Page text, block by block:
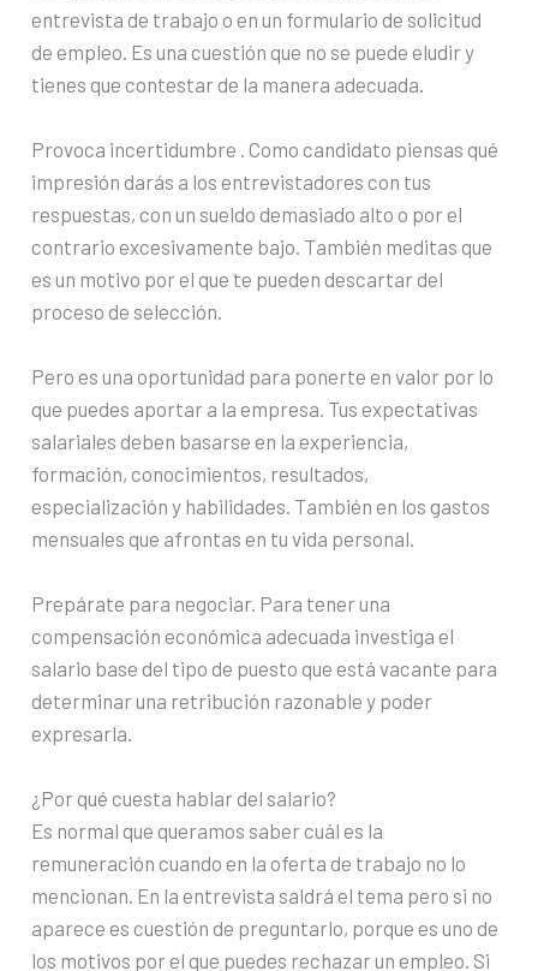
entrevista de trabajo o en un formulario de solicitud
de empleo. Es una cuestión que no se puede eludir y
tienes que contestar de la manera adecuada.
Provoca incertidumbre . Como candidato piensas qué
impresión darás a los entrevistadores con tus
respuestas, con un sueldo demasiado alto o por el
contrario excesivamente bajo. También meditas que
es un motivo por el que te pueden descartar del
proceso de selección.
Pero es una oportunidad para ponerte en valor por lo
que puedes aportar a la empresa. Tus expectativas
salariales deben basarse en la experiencia,
formación, conocimientos, resultados,
especialización y habilidades. También en los gastos
mensuales que afrontas en tu vida personal.
Prepárate para negociar. Para tener una
compensación económica adecuada investiga el
salario base del tipo de puesto que está vacante para
determinar una retribución razonable y poder
expresarla.
¿Por qué cuesta hablar del salario?
Es normal que queramos saber cuál es la
remuneración cuando en la oferta de trabajo no lo
mencionan. En la entrevista saldrá el tema pero si no
aparece es cuestión de preguntarlo, porque es uno de
los motivos por el que puedes rechazar un empleo. Si